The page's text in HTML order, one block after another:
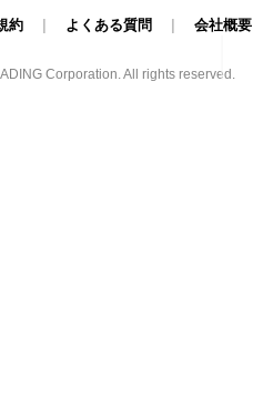
約 | よくある質問 | 会社概要
Corporation. All rights reserved.